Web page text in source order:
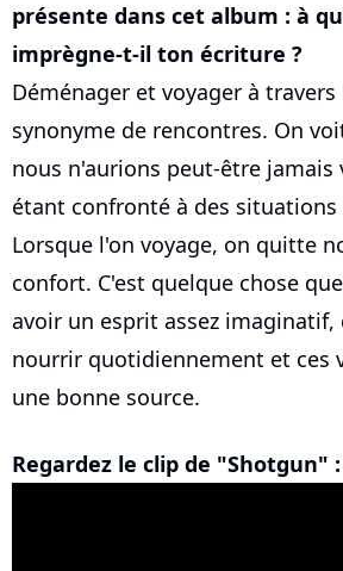
présente dans cet album : à
imprègne-t-il ton écriture ?
Déménager et voyager à
synonyme de rencontres. On
nous n'aurions peut-être jamais
étant confronté à des situations
Lorsque l'on voyage, on quitte
confort. C'est quelque chose
avoir un esprit assez imaginatif,
nourrir quotidiennement et ces
une bonne source.
Regardez le clip de "Shotgun" :